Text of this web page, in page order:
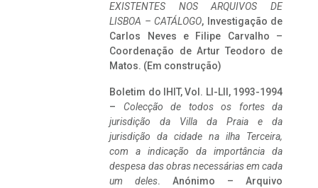
EXISTENTES NOS ARQUIVOS DE
LISBOA – CATÁLOGO, Investigação de
Carlos Neves e Filipe Carvalho –
Coordenação de Artur Teodoro de
Matos. (Em construção)
Boletim do IHIT, Vol. LI-LII, 1993-1994
– Colecção de todos os fortes da
jurisdição da Villa da Praia e da
jurisdição da cidade na ilha Terceira,
com a indicação da importância da
despesa das obras necessárias em cada
um deles. Anónimo – Arquivo